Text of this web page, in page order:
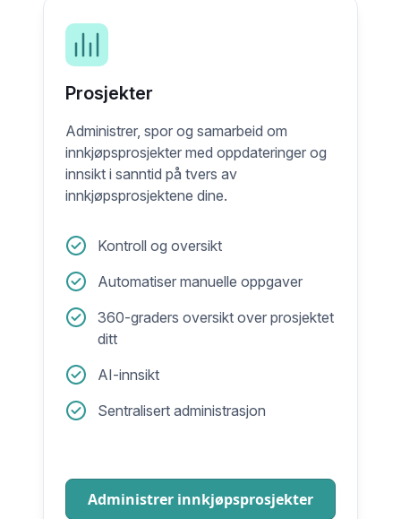
Prosjekter
Administrer, spor og samarbeid om
innkjøpsprosjekter med oppdateringer og
innsikt i sanntid på tvers av
innkjøpsprosjektene dine.
Kontroll og oversikt
Automatiser manuelle oppgaver
360-graders oversikt over prosjektet
ditt
AI-innsikt
Sentralisert administrasjon
Administrer innkjøpsprosjekter